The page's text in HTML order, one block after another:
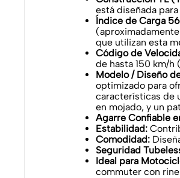
está diseñada
Índice de Carga
que utilizan esta
Código de
de hasta 150 km/
Modelo / Diseño
optimizado para
características de
en mojado, y un
Agarre Confiable
Estabilidad:
Comodidad:
Seguridad
Ideal para
commuter con